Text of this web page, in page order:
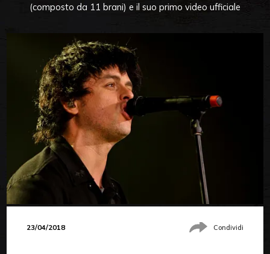
(composto da 11 brani) e il suo primo video ufficiale
23/04/2018 Condividi